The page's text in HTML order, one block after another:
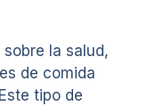
la salud,
de comida
tipo de